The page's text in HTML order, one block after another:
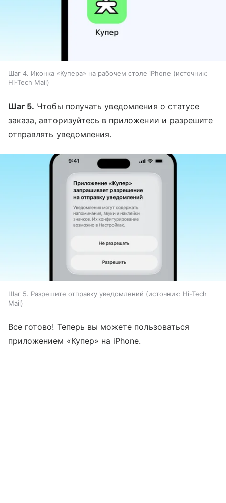
Шаг 4. Иконка «Купера» на рабочем столе iPhone
источник:
Hi-Tech Mail
Шаг 5. Чтобы получать уведомления о статусе
заказа, авторизуйтесь в приложении и разрешите
отправлять уведомления.
Шаг 5. Разрешите отправку уведомлений источник: Hi-Tech
Mail
Все готово! Теперь вы можете пользоваться
приложением «Купер» на iPhone.